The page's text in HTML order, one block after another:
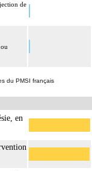
de
du PMSI français
en